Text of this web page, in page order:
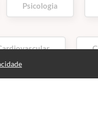
Psicologia